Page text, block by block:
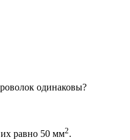
одинаковы?
равно 50 мм2.